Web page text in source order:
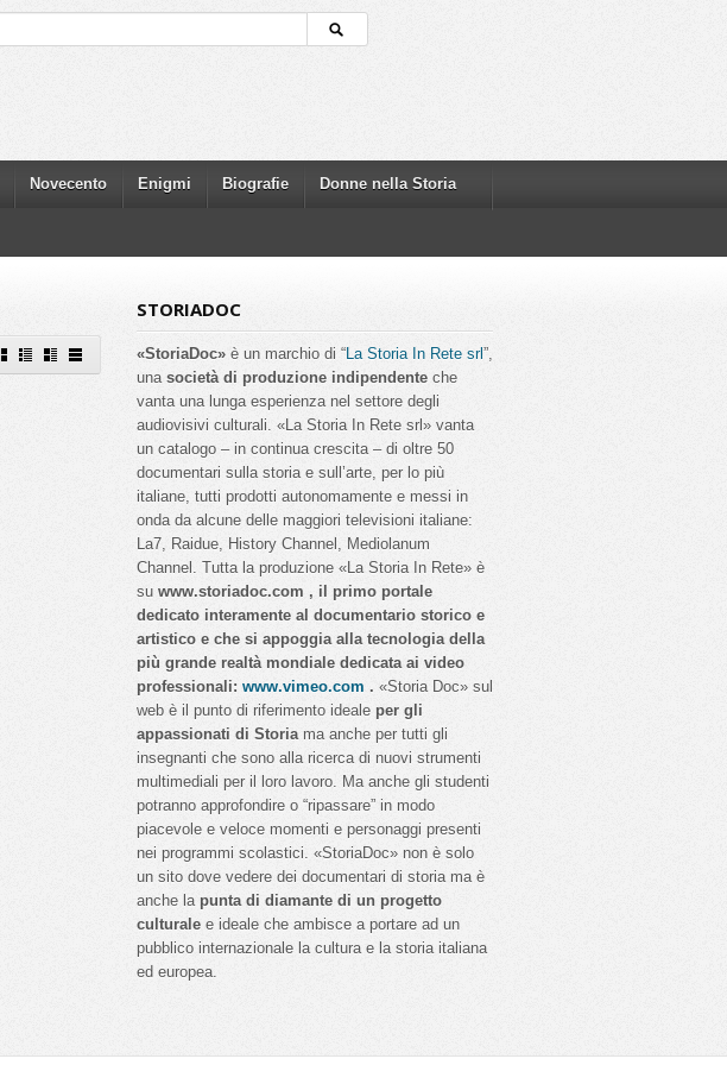
Novecento Enigmi Biografie Donne nella Storia
STORIADOC
«StoriaDoc» è un marchio di “La Storia In Rete srl”,
una società di produzione indipendente che
vanta una lunga esperienza nel settore degli
audiovisivi culturali. «La Storia In Rete srl» vanta
un catalogo – in continua crescita – di oltre 50
documentari sulla storia e sull’arte, per lo più
italiane, tutti prodotti autonomamente e messi in
onda da alcune delle maggiori televisioni italiane:
La7, Raidue, History Channel, Mediolanum
Channel. Tutta la produzione «La Storia In Rete» è
su www.storiadoc.com , il primo portale
dedicato interamente al documentario storico e
artistico e che si appoggia alla tecnologia della
più grande realtà mondiale dedicata ai video
professionali: www.vimeo.com . «Storia Doc» sul
web è il punto di riferimento ideale per gli
appassionati di Storiama anche per tutti gli
insegnanti che sono alla ricerca di nuovi strumenti
multimediali per il loro lavoro. Ma anche gli studenti
potranno approfondire o “ripassare” in modo
piacevole e veloce momenti e personaggi presenti
nei programmi scolastici. «StoriaDoc» non è solo
un sito dove vedere dei documentari di storia ma è
anche la punta di diamante di un progetto
culturale e ideale che ambisce a portare ad un
pubblico internazionale la cultura e la storia italiana
ed europea.